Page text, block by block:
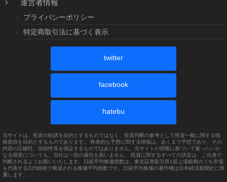
運営者情報
プライバシーポリシー
特定商取引法に基づく表示
twitter
facebook
hatebu
当サイトは、投資の勧誘を目的とするものではなく、投資判断の参考として投資一般に関する情
報提供を目的とするものであります。 将来的な予想に関する情報は、あくまで予想であり、その
内容の正確性、信頼性等を保証するものではありません。当サイトの情報に基づいて被ったいか
なる損害についても、当社は一切の責任を負いません。 投資に関するすべての決定は、ご自身で
判断されるようお願いいたします。日経平均株価指数は、東京証券取引所1部上場銘柄のうち市場
を代表する225銘柄で構成される株価平均指数です。日経平均株価の著作権は日本経済新聞社に帰
属します。